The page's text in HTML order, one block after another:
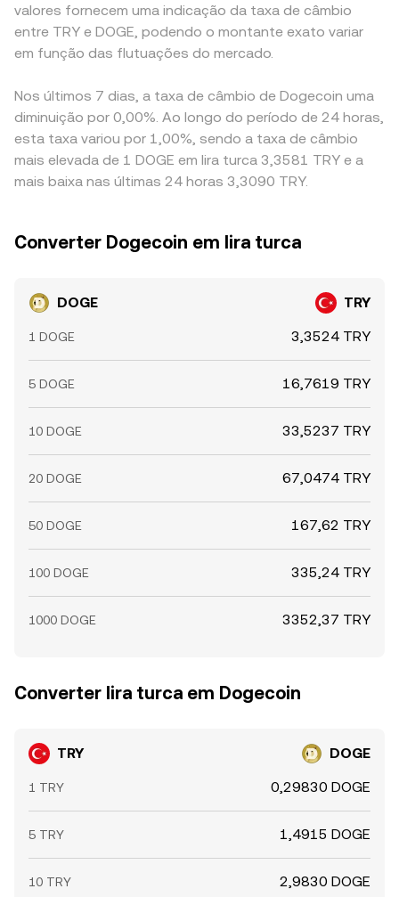
valores fornecem uma indicação da taxa de câmbio
entre TRY e DOGE, podendo o montante exato variar
em função das flutuações do mercado.
Nos últimos 7 dias, a taxa de câmbio de Dogecoin uma
diminuição por 0,00%. Ao longo do período de 24 horas,
esta taxa variou por 1,00%, sendo a taxa de câmbio
mais elevada de 1 DOGE em lira turca 3,3581 TRY e a
mais baixa nas últimas 24 horas 3,3090 TRY.
Converter Dogecoin em lira turca
DOGE TRY
1 DOGE 3,3524 TRY
5 DOGE 16,7619 TRY
10 DOGE 33,5237 TRY
20 DOGE 67,0474 TRY
50 DOGE 167,62 TRY
100 DOGE 335,24 TRY
1000 DOGE 3352,37 TRY
Converter lira turca em Dogecoin
TRY DOGE
1 TRY 0,29830 DOGE
5 TRY 1,4915 DOGE
10 TRY 2,9830 DOGE